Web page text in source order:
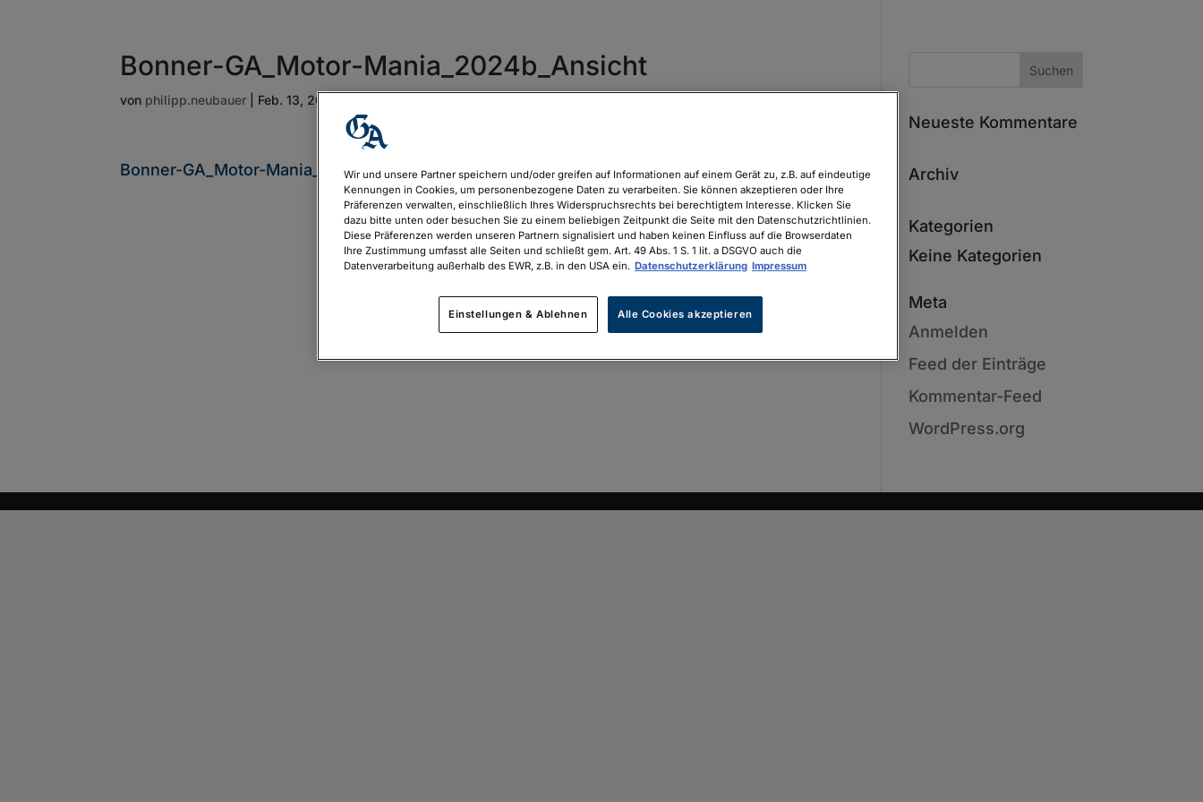
Bonner-GA_Motor-Mania_2024b_Ansicht
von philipp.neubauer Feb. 13, 2024
Bonner-GA_Motor-Mania_2024b_Ansicht
Neueste Kommentare
Archiv
Kategorien
Keine Kategorien
Meta
Anmelden
Feed der Einträge
Kommentar-Feed
WordPress.org
Wir und unsere Partner speichern und/oder greifen auf Informationen auf einem Gerät zu, z.B. auf eindeutige
Kennungen in Cookies, um personenbezogene Daten zu verarbeiten. Sie können akzeptieren oder Ihre
Präferenzen verwalten, einschließlich Ihres Widerspruchsrechts bei berechtigtem Interesse. Klicken Sie
dazu bitte unten oder besuchen Sie zu einem beliebigen Zeitpunkt die Seite mit den Datenschutzrichtlinien.
Diese Präferenzen werden unseren Partnern signalisiert und haben keinen Einfluss auf die Browserdaten
Ihre Zustimmung umfasst alle Seiten und schließt gem. Art. 49 Abs. 1 S. 1 lit. a DSGVO auch die
Datenverarbeitung außerhalb des EWR, z.B. in den USA ein. Datenschutzerklärung Impressum
Einstellungen & Ablehnen Alle Cookies akzeptieren